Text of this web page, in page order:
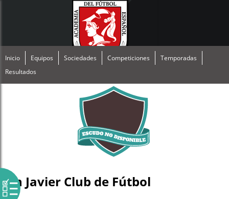
Inicio Equipos Sociedades Competiciones
Temporadas
Resultados
San Javier Club de Fútbol